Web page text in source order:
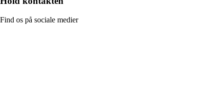
Find os på sociale medier